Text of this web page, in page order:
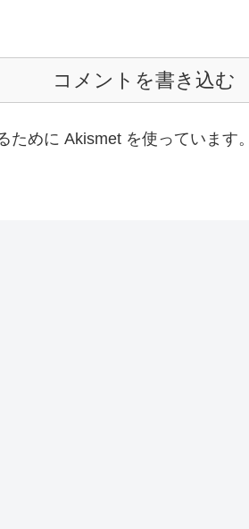
コメントを書き込む
ために Akismet を使っています。